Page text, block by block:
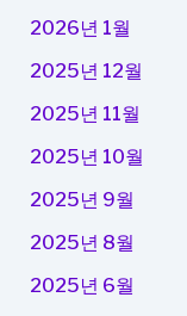
2026년 1월
2025년 12월
2025년 11월
2025년 10월
2025년 9월
2025년 8월
2025년 6월